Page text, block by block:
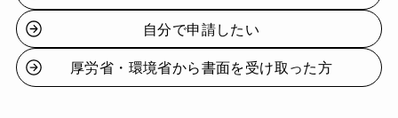
自分で申請したい
厚労省・環境省から書面を受け取った方